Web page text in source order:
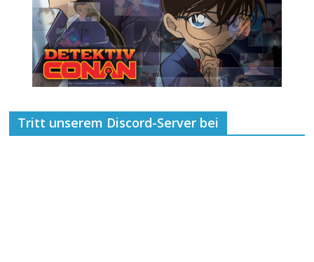
Tritt unserem Discord-Server bei